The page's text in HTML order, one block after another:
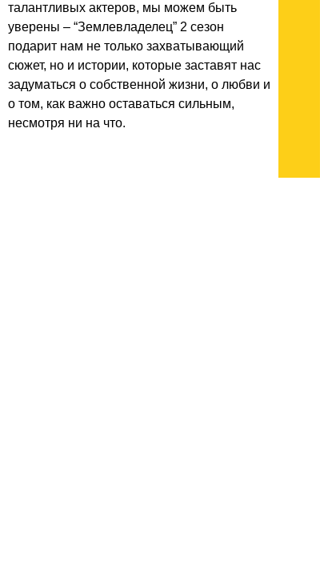
талантливых актеров, мы можем быть
уверены – “Землевладелец” 2 сезон
подарит нам не только захватывающий
сюжет, но и истории, которые заставят нас
задуматься о собственной жизни, о любви и
о том, как важно оставаться сильным,
несмотря ни на что.